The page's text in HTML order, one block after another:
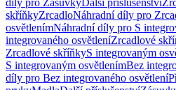
díly pro ZásuvkyDalší příslušenství
skříňkyZrcadloNáhradní díly pro
osvětlenímNáhradní díly pro S
integrovaného osvětleníZrcadlové
Zrcadlové skříňkyS integrovaným
S integrovaným osvětlenímBez
díly pro Bez integrovaného osvětlení